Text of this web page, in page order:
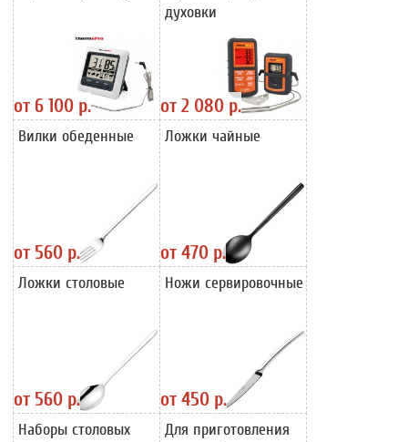
от 6 100 р.
духовки
от 2 080 р.
Вилки обеденные
от 560 р.
Ложки чайные
от 470 р.
Ложки столовые
от 560 р.
Ножи сервировочные
от 450 р.
Наборы столовых
Для приготовления